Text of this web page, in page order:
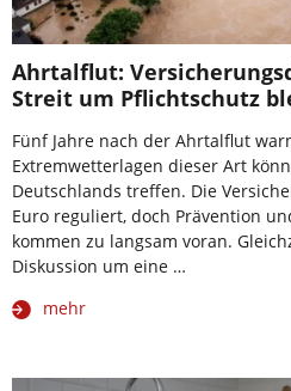
Ahrtalflut:
Streit um Pflichtschutz
Fünf Jahre nach der Ahrtalflut
Extremwetterlagen dieser Art
Deutschlands treffen. Die
Euro reguliert, doch Prävention
kommen zu langsam voran.
Diskussion um eine …
mehr